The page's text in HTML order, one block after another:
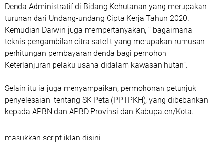
Denda Administratif di Bidang Kehutanan yang merupakan
turunan dari Undang-undang Cipta Kerja Tahun 2020.
Kemudian Darwin juga mempertanyakan, ‘’ bagaimana
teknis pengambilan citra satelit yang merupakan rumusan
perhitungan pembayaran denda bagi pemohon
Keterlanjuran pelaku usaha didalam kawasan hutan’’.
Selain itu ia juga menyampaikan, permohonan petunjuk
penyelesaian tentang SK Peta (PPTPKH), yang dibebankan
kepada APBN dan APBD Provinsi dan Kabupaten/Kota.
masukkan script iklan disini